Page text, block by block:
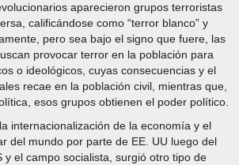
aparecieron grupos terroristas
calificándose como “terror blanco” y
pero sea bajo el signo que fuere, las
provocar terror en la población para
o ideológicos, cuyas consecuencias y el
recae en la población civil, mientras que,
esos grupos obtienen el poder político.
internacionalización de la economía y el
del mundo por parte de EE. UU luego del
y el campo socialista, surgió otro tipo de